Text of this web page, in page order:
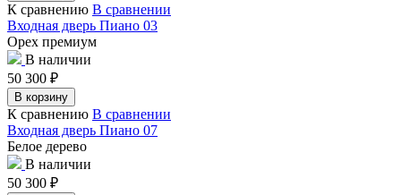
К сравнению В сравнении
Входная дверь Пиано 03
Орех премиум
В наличии
50 300 ₽
В корзину
К сравнению В сравнении
Входная дверь Пиано 07
Белое дерево
В наличии
50 300 ₽